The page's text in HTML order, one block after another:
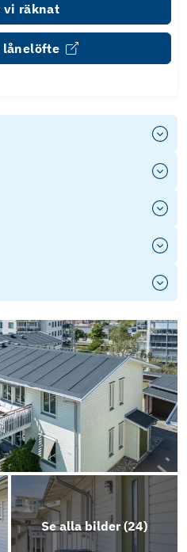
vi räknat
lånelöfte
Se alla bilder (24)